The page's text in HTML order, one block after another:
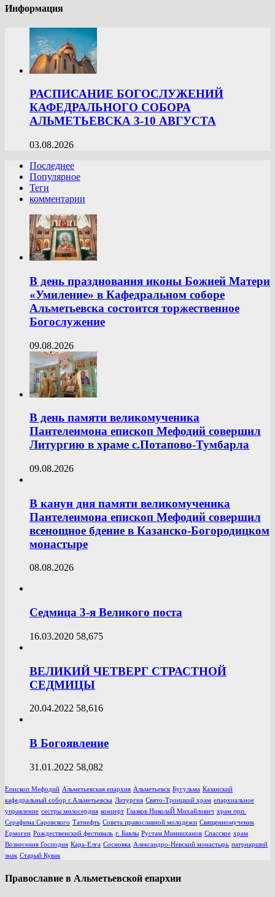
Информация
РАСПИСАНИЕ БОГОСЛУЖЕНИЙ
КАФЕДРАЛЬНОГО СОБОРА
АЛЬМЕТЬЕВСКА 3-10 АВГУСТА
03.08.2026
Последнее
Популярное
Теги
комментарии
В день празднования иконы Божией Матери
«Умиление» в Кафедральном соборе
Альметьевска состоится торжественное
Богослужение
09.08.2026
В день памяти великомученика
Пантелеимона епископ Мефодий совершил
Литургию в храме с.Потапово-Тумбарла
09.08.2026
В канун дня памяти великомученика
Пантелеимона епископ Мефодий совершил
всенощное бдение в Казанско-Богородицком
монастыре
08.08.2026
Седмица 3-я Великого поста
16.03.2020 58,675
ВЕЛИКИЙ ЧЕТВЕРГ СТРАСТНОЙ
СЕДМИЦЫ
20.04.2022 58,616
В Богоявление
31.01.2022 58,082
Епископ Мефодий Альметьевская епархия Альметьевск Бугульма Казанский
кафедральный собор г.Альметьевска Литургия Свято-Троицкий храм епархиальное
управление сестры милосердия концерт Глазков НиколаЙ Михайлович храм прп.
Серафима Саровского Татнефть Совета православной молодежи Священномученик
Ермоген Рождественский фестиваль г. Бавлы Рустам Минниханов Спасское храм
Вознесения Господня Кара-Елга Сосновка Александро-Невский монастырь патриарший
знак Старый Кувак
Православие в Альметьевской епархии